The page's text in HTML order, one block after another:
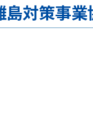
対策事業